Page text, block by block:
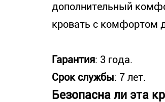
дополнительный
кровать с комфортом
Гарантия: 3 года.
Срок службы: 7 лет.
Безопасна ли эта